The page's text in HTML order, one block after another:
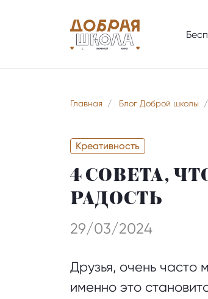
Главная / Блог Доброй школы /
4 СОВЕТА,
РАДОСТЬ
Креативность
29/03/2024
Друзья, очень часто
именно это